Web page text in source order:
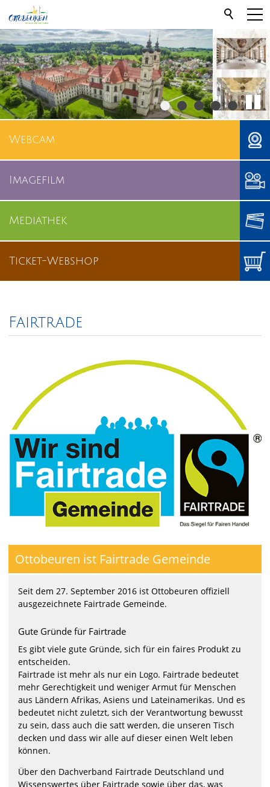
Webcam
Imagefilm
Mediathek
Ticket-Webshop
Fairtrade
Ottobeuren ist Fairtrade Gemeinde
Seit dem 27. September 2016 ist Ottobeuren offiziell
ausgezeichnete Fairtrade Gemeinde.
Gute Gründe für Fairtrade
Es gibt viele gute Gründe, sich für ein faires Produkt zu
entscheiden.
Fairtrade ist mehr als nur ein Logo. Fairtrade bedeutet
mehr Gerechtigkeit und weniger Armut für Menschen
aus Ländern Afrikas, Asiens und Lateinamerikas. Und es
bedeutet nicht zuletzt, sich der Verantwortung bewusst
zu sein, dass auch die satt werden, die unseren Tisch
decken und dass wir alle auf dieser einen Welt leben
können.
Über den Dachverband Fairtrade Deutschland und
Wissenswertes über Fairtrade sowie über das, was